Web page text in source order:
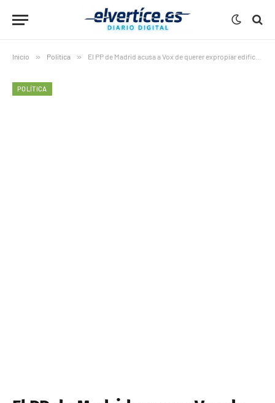
Inicio » Política » El PP de Madrid acusa a Vox de querer expropiar edificios: 4 claves esenciales del duro choque por la vivienda social
POLÍTICA